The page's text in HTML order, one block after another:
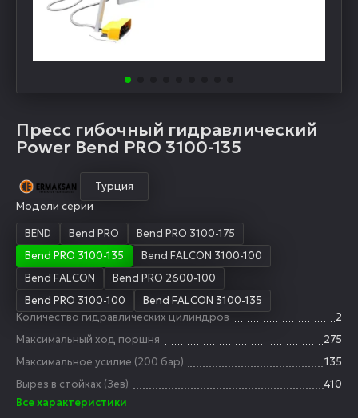
Пресс гибочный гидравлический
Power Bend PRO 3100-135
Турция
Модели серии
BEND
Bend PRO
Bend PRO 3100-175
Bend PRO 3100-135
Bend FALCON 3100-100
Bend FALCON
Bend PRO 2600-100
Bend PRO 3100-100
Bend FALCON 3100-135
Количество гидравлических цилиндров
2
Максимальный ход поршня
275
Максимальное усилие (200 бар)
135
Вырез в стойках (Зев)
410
Все характеристики